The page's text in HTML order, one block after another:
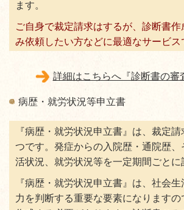
ます。
ご自身で裁定請求はするが、診断書
み依頼したい方などに最適なサービス
詳細はこちらへ『診断書の審
病歴・就労状況等申立書
『病歴・就労状況申立書』は、裁定
つです。発症からの入院歴・通院歴、
活状況、就労状況等を一定期間ごとに
『病歴・就労状況申立書』は、社会
力を判断する重要な要素になります